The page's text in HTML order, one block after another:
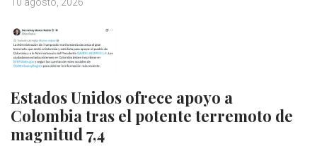
Estados Unidos ofrece apoyo a
Colombia tras el potente terremoto de
magnitud 7,4